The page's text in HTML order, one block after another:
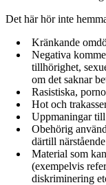
Det här hör inte
Kränkande
Negativa
tillhörighet,
om det saknar
Rasistiska,
Hot och
Uppmaningar
Obehörig
därtill
Material som
(exempelvis
diskriminering